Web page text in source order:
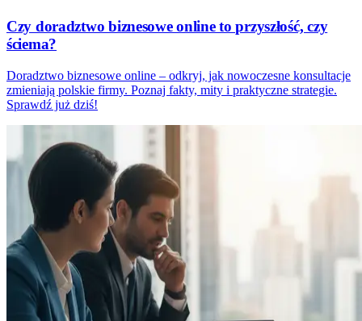
Czy doradztwo biznesowe online to przyszłość, czy
ściema?
Doradztwo biznesowe online – odkryj, jak nowoczesne konsultacje
zmieniają polskie firmy. Poznaj fakty, mity i praktyczne strategie.
Sprawdź już dziś!